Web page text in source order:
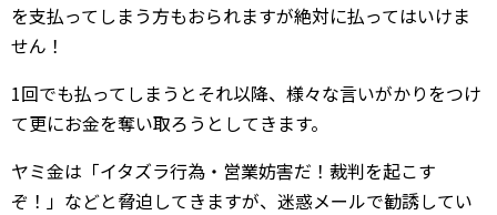
を支払ってしまう方もおられますが絶対に払ってはいけま
せん！
1回でも払ってしまうとそれ以降、様々な言いがかりをつけ
て更にお金を奪い取ろうとしてきます。
ヤミ金は「イタズラ行為・営業妨害だ！裁判を起こす
ぞ！」などと脅迫してきますが、迷惑メールで勧誘してい